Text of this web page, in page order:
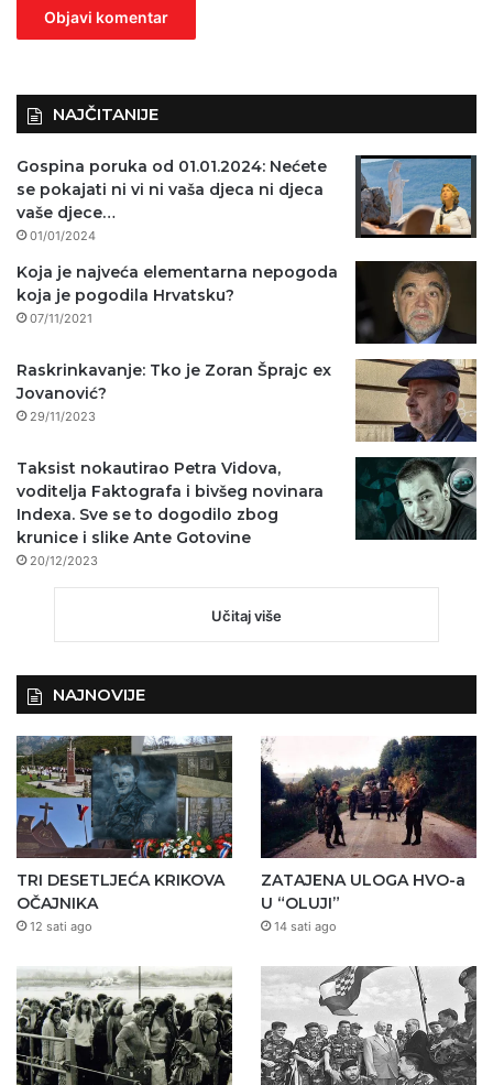
NAJČITANIJE
Gospina poruka od 01.01.2024: Nećete
se pokajati ni vi ni vaša djeca ni djeca
vaše djece…
01/01/2024
Koja je najveća elementarna nepogoda
koja je pogodila Hrvatsku?
07/11/2021
Raskrinkavanje: Tko je Zoran Šprajc ex
Jovanović?
29/11/2023
Taksist nokautirao Petra Vidova,
voditelja Faktografa i bivšeg novinara
Indexa. Sve se to dogodilo zbog
krunice i slike Ante Gotovine
20/12/2023
Učitaj više
NAJNOVIJE
TRI DESETLJEĆA KRIKOVA
OČAJNIKA
12 sati ago
ZATAJENA ULOGA HVO-a
U “OLUJI”
14 sati ago